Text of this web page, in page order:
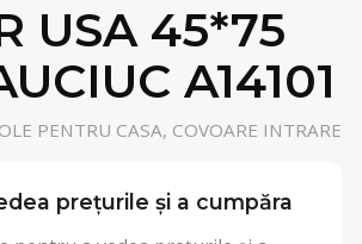
USA 45*75
A14101
PENTRU CASA, COVOARE INTRARE
prețurile și a cumpăra